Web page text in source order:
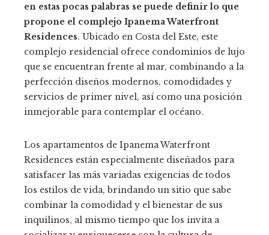
en estas pocas palabras se puede definir lo que
propone el complejo Ipanema Waterfront
Residences. Ubicado en Costa del Este, este
complejo residencial ofrece condominios de lujo
que se encuentran frente al mar, combinando a la
perfección diseños modernos, comodidades y
servicios de primer nivel, así como una posición
inmejorable para contemplar el océano.
Los apartamentos de Ipanema Waterfront
Residences están especialmente diseñados para
satisfacer las más variadas exigencias de todos
los estilos de vida, brindando un sitio que sabe
combinar la comodidad y el bienestar de sus
inquilinos, al mismo tiempo que los invita a